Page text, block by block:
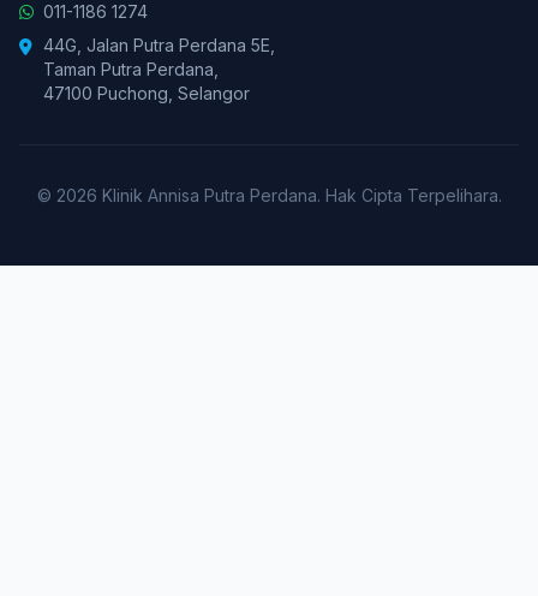
011-1186 1274
44G, Jalan Putra Perdana 5E,
Taman Putra Perdana,
47100 Puchong, Selangor
© 2026 Klinik Annisa Putra Perdana. Hak Cipta Terpelihara.